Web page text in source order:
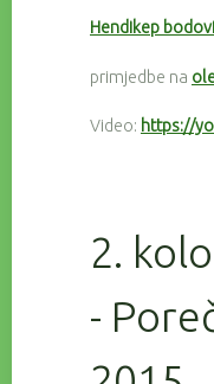
Hendikep bodovi
primjedbe na
Video: https://
2.
-